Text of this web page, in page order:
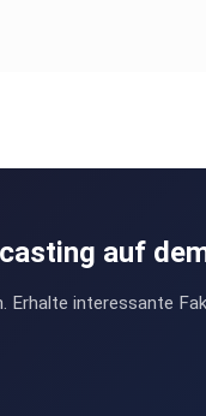
auf
Erhalte interessante